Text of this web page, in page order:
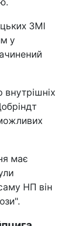
ЗМІ
у
внутрішніх
має
НП він